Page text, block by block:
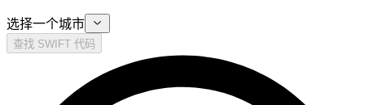
选择一个城市
查找 SWIFT 代码